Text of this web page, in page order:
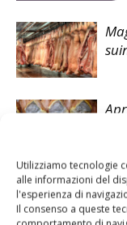
Utilizziamo tecnologie
alle informazioni del
l'esperienza di
Il consenso a queste